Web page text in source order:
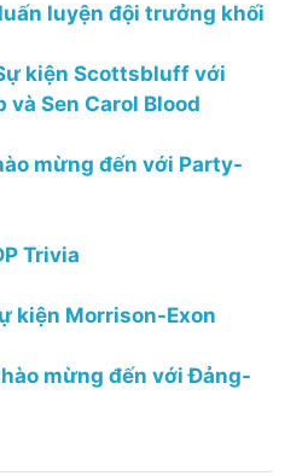
luyện đội trưởng khối
kiện Scottsbluff với
và Sen Carol Blood
mừng đến với Party-
Trivia
kiện Morrison-Exon
mừng đến với Đảng-